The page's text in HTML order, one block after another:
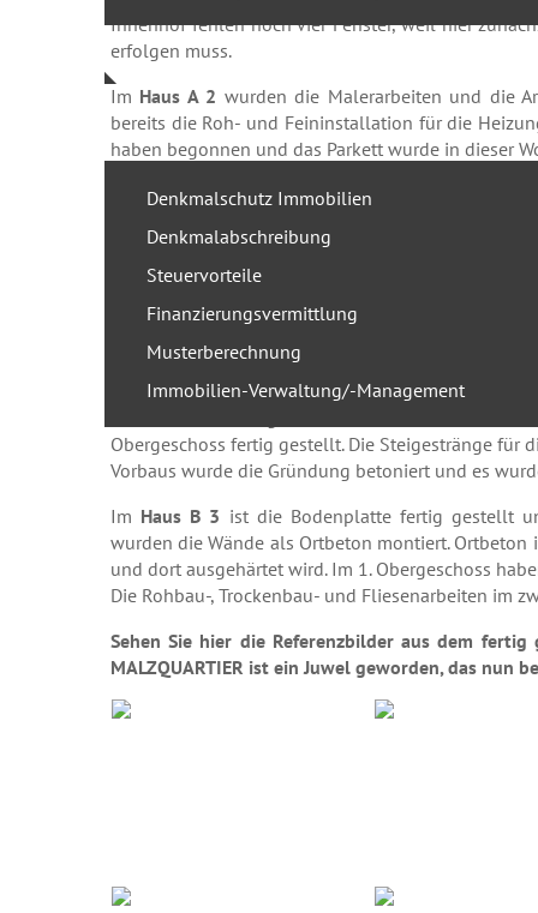
Denkmalschutz Immobilien
Denkmalabschreibung
Steuervorteile
Finanzierungsvermittlung
Musterberechnung
Immobilien-Verwaltung/-Management
Innenhof fehlen noch vier Fenster, weil hier
erfolgen muss.
Im Haus A 2 wurden die Malerarbeiten und die
bereits die Roh- und Feininstallation für die
haben begonnen und das Parkett wurde in dieser
Haus B 1sind die Fliesenarbeiten bis auf
Woche abgeschlossen. Vom 1. bis einschließlich
beginnen die Arbeiten zur Montage der
In den Häusern B 2 und B 3 hängt der
unseren Planungen zurück. Unsere Bauleitung
so gering wie möglich zu halten.
Haus B 2wurden die Balkonplatten auf der
nächste Woche beginnen dann die Arbeiten zu
Obergeschoss fertig gestellt. Die Steigestränge für
Vorbaus wurde die Gründung betoniert und es
Im Haus B 3 ist die Bodenplatte fertig gestellt
wurden die Wände als Ortbeton montiert.
und dort ausgehärtet wird. Im 1. Obergeschoss
Die Rohbau-, Trockenbau- und Fliesenarbeiten im
Sehen Sie hier die Referenzbilder aus dem
MALZQUARTIER ist ein Juwel geworden, das nun